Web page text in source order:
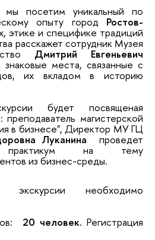
мы посетим уникальный по
опыту город Ростов-
этике и специфике традиций
расскажет сотрудник Музея
Дмитрий Евгеньевич
места, связанные с
их вкладом в историю
будет посвященая
преподаватель магистерской
в бизнесе", Директор МУ ГЦ
Луканина проведет
практикум на тему
из бизнес-среды.
необходимо
20 человек.Регистрация